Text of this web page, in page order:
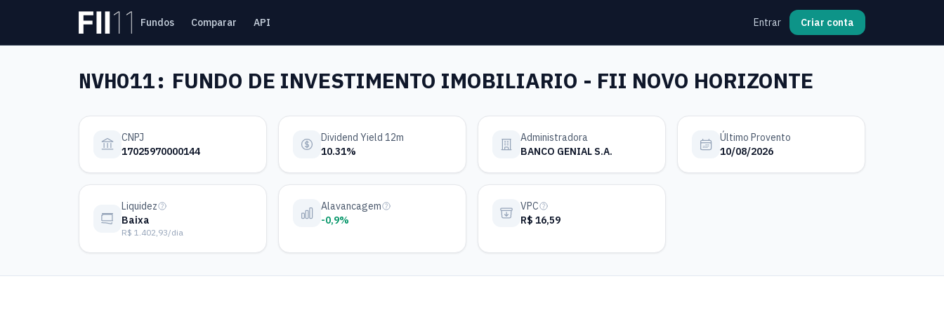
Pular para o conteúdo principal
Estatística FII
Fundos Comparar API Entrar Criar conta
NVHO11: FUNDO DE INVESTIMENTO IMOBILIARIO - FII NOVO HORIZONTE
CNPJ
17025970000144
Dividend Yield 12m
10.31%
Administradora
BANCO GENIAL S.A.
Último Provento
10/08/2026
Liquidez
Baixa
R$ 1.402,93/dia
Alavancagem
-0,9%
VPC
R$ 16,59